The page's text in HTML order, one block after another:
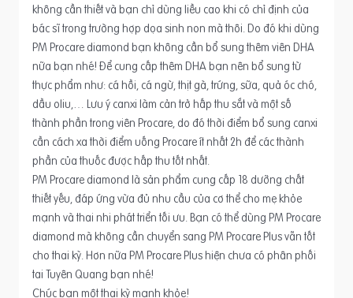
không cần thiết và bạn chỉ dùng liều cao khi có chỉ định của
bác sĩ trong trường hợp dọa sinh non mà thôi. Do đó khi dùng
PM Procare diamond bạn không cần bổ sung thêm viên DHA
nữa bạn nhé! Để cung cấp thêm DHA bạn nên bổ sung từ
thực phẩm như: cá hồi, cá ngừ, thịt gà, trứng, sữa, quả óc chó,
dầu oliu,… Lưu ý canxi làm cản trở hấp thu sắt và một số
thành phần trong viên Procare, do đó thời điểm bổ sung canxi
cần cách xa thời điểm uống Procare ít nhất 2h để các thành
phần của thuốc được hấp thu tốt nhất.
PM Procare diamond là sản phẩm cung cấp 18 dưỡng chất
thiết yếu, đáp ứng vừa đủ nhu cầu của cơ thể cho mẹ khỏe
mạnh và thai nhi phát triển tối ưu. Bạn có thể dùng PM Procare
diamond mà không cần chuyển sang PM Procare Plus vẫn tốt
cho thai kỳ. Hơn nữa PM Procare Plus hiện chưa có phân phối
tai Tuyên Quang bạn nhé!
Chúc bạn một thai kỳ mạnh khỏe!